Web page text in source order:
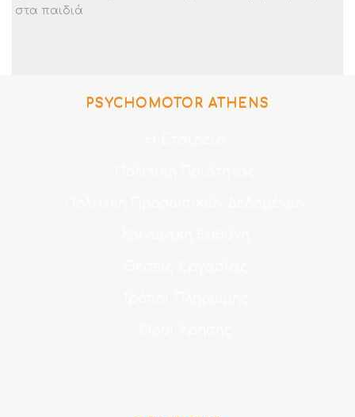
στα παιδιά
PSYCHOMOTOR ATHENS